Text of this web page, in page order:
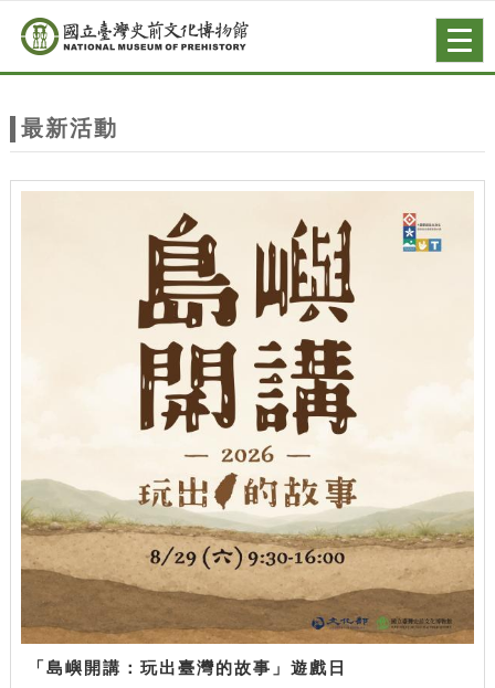
站
主
跳到主要內容
網站導覽
最新活動
「島嶼開講：玩出臺灣的故事」遊戲日